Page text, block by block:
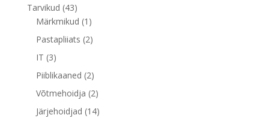
Tarvikud 4343
toodet
Märkmikud 1 1
toode
Pastapliiats 22
IT 33
toodet
Piiblikaaned 22
toodet
Võtmehoidja 22
toodet
Järjehoidjad 1414